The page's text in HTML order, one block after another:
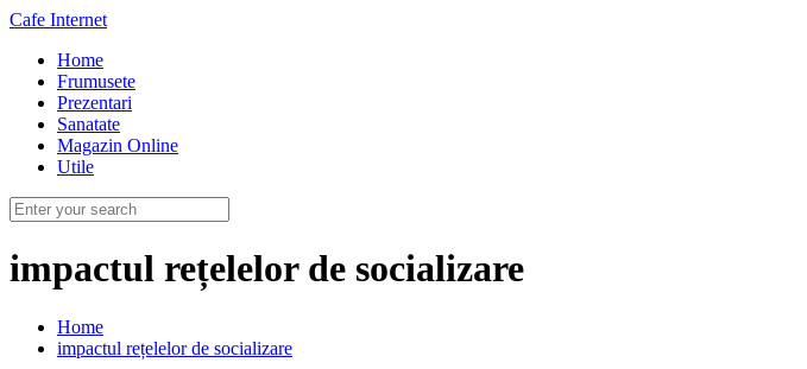
Cafe Internet
Home
Frumusete
Prezentari
Sanatate
Magazin Online
Utile
impactul rețelelor de socializare
Home
impactul rețelelor de socializare